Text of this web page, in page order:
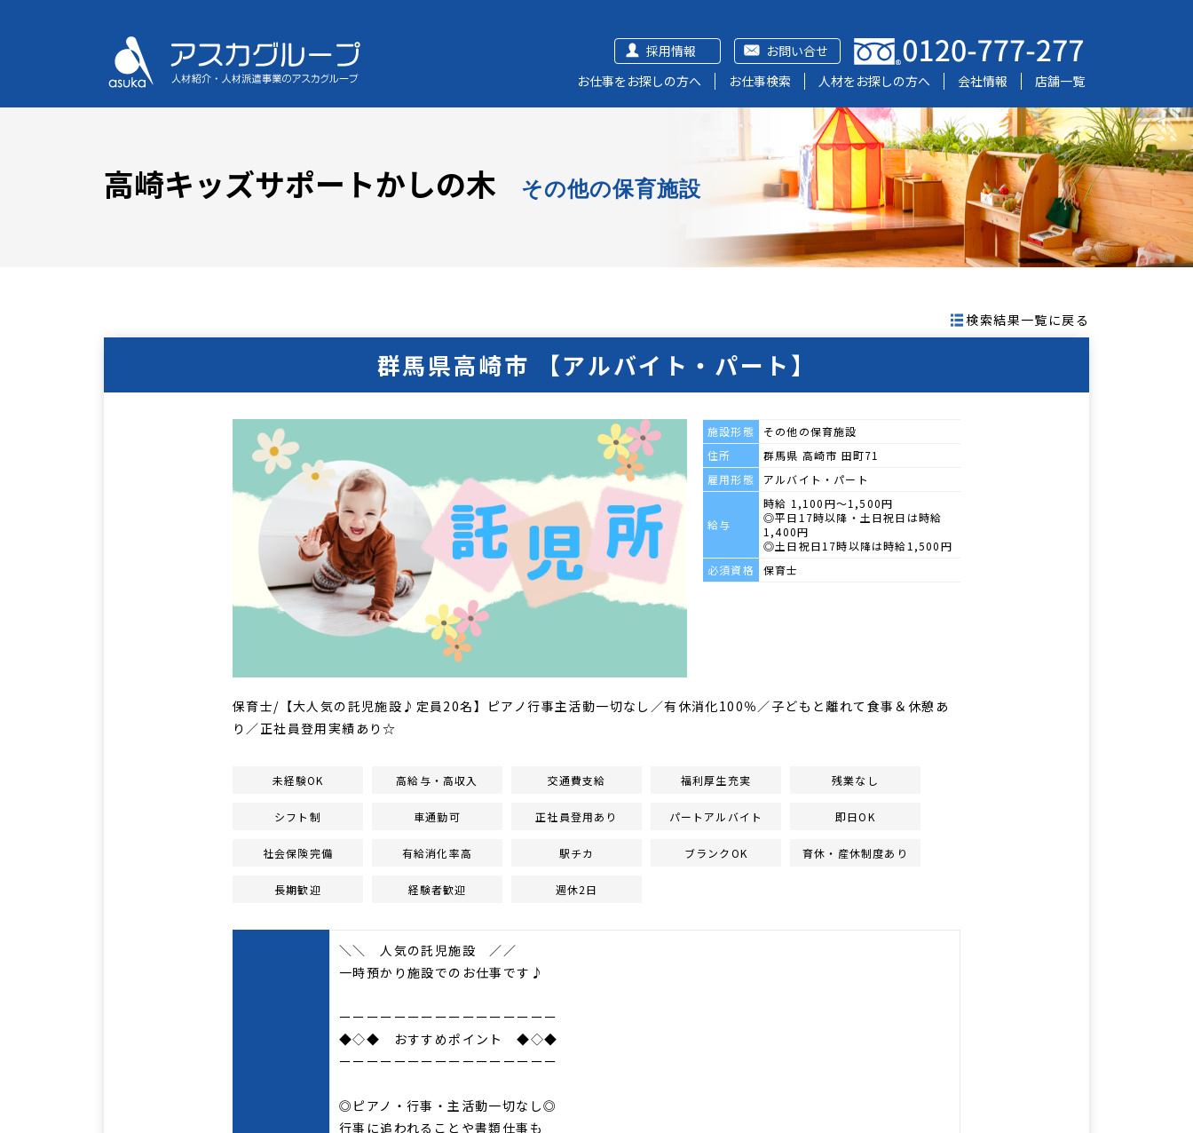
お問い合せ
採用情報
お仕事をお探しの方へ
お仕事検索 人材をお探しの方へ 会社情報 店舗一覧
高崎キッズサポートかしの木 その他の保育施設
検索結果一覧に戻る
群馬県高崎市 【アルバイト・パート】
施設形態
その他の保育施設
住所
群馬県 高崎市 田町71
雇用形態
アルバイト・パート
給与
時給 1,100円～1,500円
◎平日17時以降・土日祝日は時給
1,400円
◎土日祝日17時以降は時給1,500円
必須資格
保育士
保育士/【大人気の託児施設♪定員20名】ピアノ行事主活動一切なし／有休消化100％／子どもと離れて食事＆休憩あ
り／正社員登用実績あり☆
未経験OK 高給与・高収入 交通費支給 福利厚生充実 残業なし
シフト制 車通勤可 正社員登用あり パートアルバイト 即日OK
社会保険完備 有給消化率高 駅チカ ブランクOK 育休・産休制度あり
長期歓迎 経験者歓迎 週休2日
＼＼ 人気の託児施設 ／／
一時預かり施設でのお仕事です♪
ーーーーーーーーーーーーーーーー
◆◇◆ おすすめポイント ◆◇◆
ーーーーーーーーーーーーーーーー
◎ピアノ・行事・主活動一切なし◎
行事に追われることや書類仕事も